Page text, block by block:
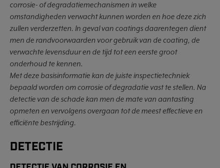
corrosie- of degradatiemechanismen in welke
omstandigheden verwacht kunnen worden en hoe deze zich
zullen verderzetten. In geval van coatings daarentegen dient
men de randvoorwaarden voor gebruik van de coating, de
verwachte levensduur en de tijd tot een eerste groot
onderhoud te kennen.
Met deze basisinformatie kan de juiste inspectietechniek
bepaald worden om corrosie of degradatie vast te stellen. Na
detectie van de schade kan men de mate van aantasting
opmeten en vervolgens overgaan tot de meest effectieve en
efficiënte bestrijding.
DETECTIE